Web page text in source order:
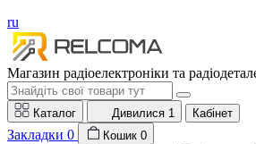
ru
Магазин радіоелектроніки та
Каталог Дивилися 1 Кабінет
Закладки 0 Кошик 0